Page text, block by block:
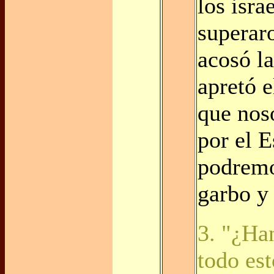
los
acosó
apretó
que
por el
garbo
3.
todo